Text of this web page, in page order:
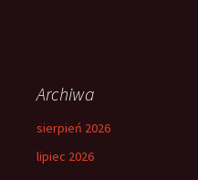
Archiwa
sierpień 2026
lipiec 2026